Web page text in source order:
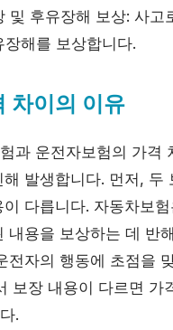
및 후유장해 보상: 사고
장해를 보상합니다.
차이의 이유
과 운전자보험의 가격
해 발생합니다. 먼저, 두
이 다릅니다. 자동차보
내용을 보상하는 데 반
전자의 행동에 초점을
보장 내용이 다르면 가
.